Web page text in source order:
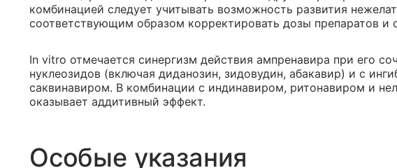
комбинацией следует учитывать возможность развития
соответствующим образом корректировать дозы препаратов и
In vitro отмечается синергизм действия ампренавира при его
нуклеозидов (включая диданозин, зидовудин, абакавир) и с
саквинавиром. В комбинации с индинавиром, ритонавиром и
оказывает аддитивный эффект.
Особые указания